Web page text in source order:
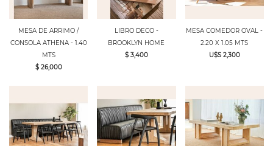
MESA DE ARRIMO /
CONSOLA ATHENA - 1.40
MTS
$ 26,000
LIBRO DECO -
BROOKLYN HOME
$ 3,400
MESA COMEDOR OVAL -
2.20 X 1.05 MTS
U$S 2,300